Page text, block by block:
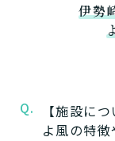
伊勢
Q.
【施設に
よ風の特